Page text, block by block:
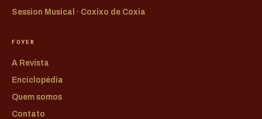
Session Musical · Coxixo de Coxia
FOYER
A Revista
Enciclopédia
Quem somos
Contato